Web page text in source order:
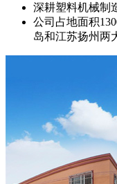
深耕塑料机械制
公司占地面积
岛和江苏扬州两